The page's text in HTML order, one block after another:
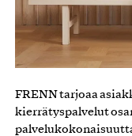
FRENN tarjoaa
kierrätyspalvelut